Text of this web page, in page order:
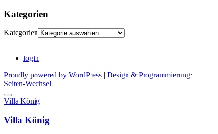
Kategorien
Kategorien
login
Proudly powered by WordPress
Design & Programmierung:
Seiten-Wechsel
Villa König
Villa König